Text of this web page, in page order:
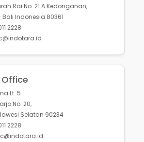
Rai No. 21 A Kedonganan,
Indonesia 80361
2228
Lt. 5
No. 20,
Selatan 90234
2228